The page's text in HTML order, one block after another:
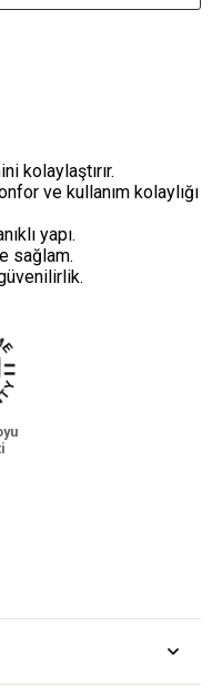
kolaylaştırır.
ve kullanım kolaylığı
yapı.
sağlam.